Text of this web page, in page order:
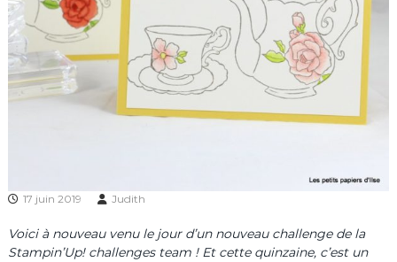
17 juin 2019 Judith
Voici à nouveau venu le jour d’un nouveau challenge de la
Stampin’Up! challenges team ! Et cette quinzaine, c’est un